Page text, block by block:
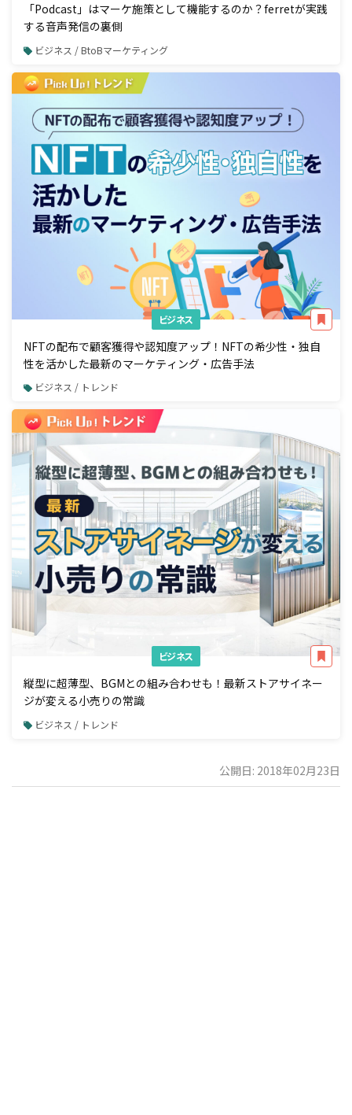
「Podcast」はマーケ施策として機能するのか？ferretが実践
する音声発信の裏側
ビジネス / BtoBマーケティング
ビジネス
NFTの配布で顧客獲得や認知度アップ！NFTの希少性・独自
性を活かした最新のマーケティング・広告手法
ビジネス / トレンド
ビジネス
縦型に超薄型、BGMとの組み合わせも！最新ストアサイネー
ジが変える小売りの常識
ビジネス / トレンド
公開日: 2018年02月23日